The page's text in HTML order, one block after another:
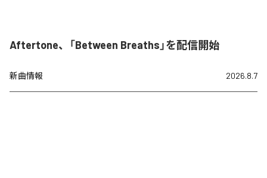
Aftertone、「Between Breaths」を配信開始
新曲情報 2026.8.7